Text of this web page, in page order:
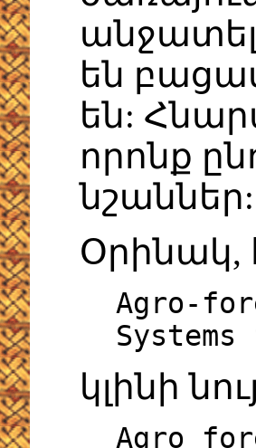
են
են:
որոնք
նշաններ:
Օրինակ,
Agro-
կլինի
Agro